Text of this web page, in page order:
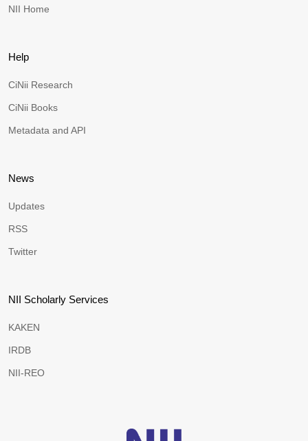
NII Home
Help
CiNii Research
CiNii Books
Metadata and API
News
Updates
RSS
Twitter
NII Scholarly Services
KAKEN
IRDB
NII-REO